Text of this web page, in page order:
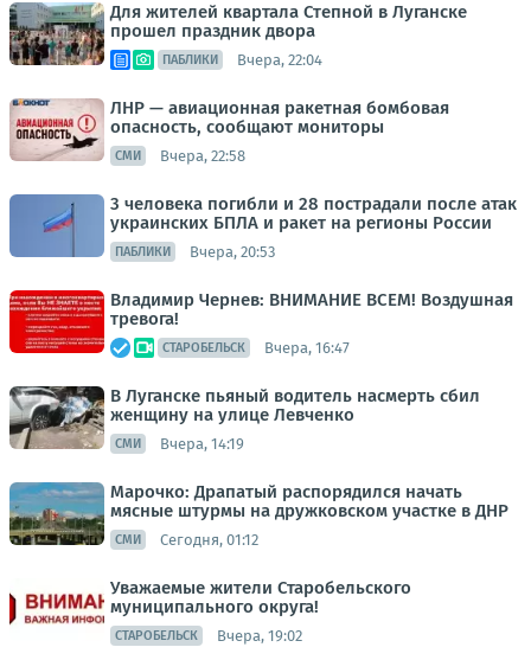
Для жителей квартала Степной в Луганске
прошел праздник двора
ПАБЛИКИ Вчера, 22:04
ЛНР — авиационная ракетная бомбовая
опасность, сообщают мониторы
СМИ Вчера, 22:58
3 человека погибли и 28 пострадали после атак
украинских БПЛА и ракет на регионы России
ПАБЛИКИ Вчера, 20:53
Владимир Чернев: ВНИМАНИЕ ВСЕМ! Воздушная
тревога!
СТАРОБЕЛЬСК Вчера, 16:47
В Луганске пьяный водитель насмерть сбил
женщину на улице Левченко
СМИ Вчера, 14:19
Марочко: Драпатый распорядился начать
мясные штурмы на дружковском участке в ДНР
СМИ Сегодня, 01:12
Уважаемые жители Старобельского
муниципального округа!
СТАРОБЕЛЬСК Вчера, 19:02